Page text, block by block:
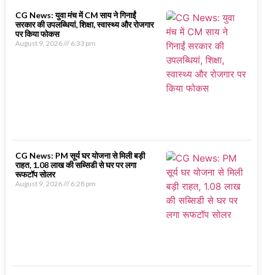
CG News: युवा मंच में CM साय ने गिनाईं
सरकार की उपलब्धियां, शिक्षा, स्वास्थ्य और रोजगार
पर किया फोकस
August 9, 2026 6:33 pm
CG News: PM सूर्य घर योजना से मिली बड़ी
राहत, 1.08 लाख की सब्सिडी से घर पर लगा
रूफटॉप सोलर
August 9, 2026 6:28 pm